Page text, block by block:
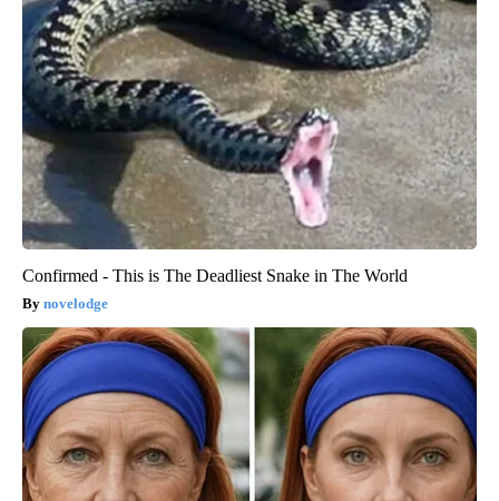
Confirmed - This is The Deadliest Snake in The World
novelodge